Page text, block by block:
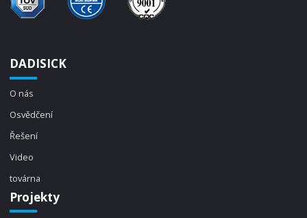
DADISICK
O nás
Osvědčení
Řešení
Video
továrna
Projekty